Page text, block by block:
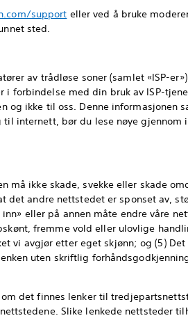
support eller ved å bruke
sted.
av trådløse soner (samlet «ISP-
forbindelse med din bruk av ISP-
ikke til oss. Denne informasjonen
internett, bør du lese nøye gjennom
må ikke skade, svekke eller skade
det andre nettstedet er sponset av,
eller på annen måte endre våre
fremme vold eller ulovlige
vi avgjør etter eget skjønn; og (5)
uten skriftlig
det finnes lenker til
Slike lenkede nettsteder